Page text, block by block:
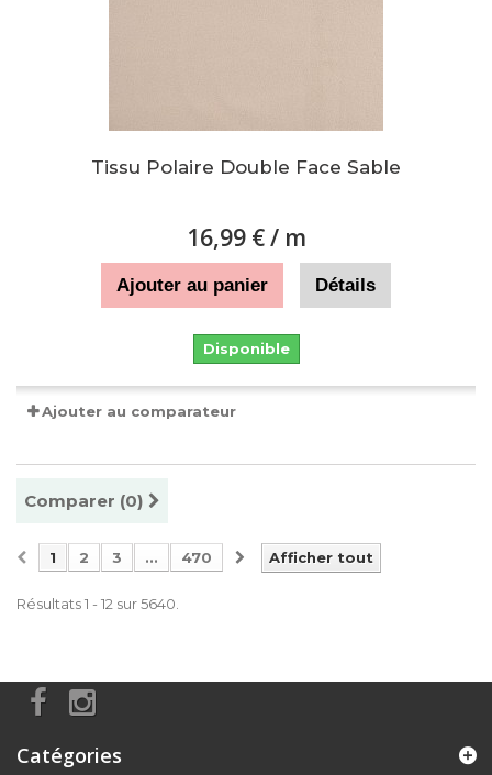
Tissu Polaire Double Face Sable
16,99 €/ m
Ajouter au panier Détails
Disponible
Ajouter au comparateur
Comparer (0)
Afficher tout
1 2 3 ... 470
Résultats 1 - 12 sur 5640.
Catégories